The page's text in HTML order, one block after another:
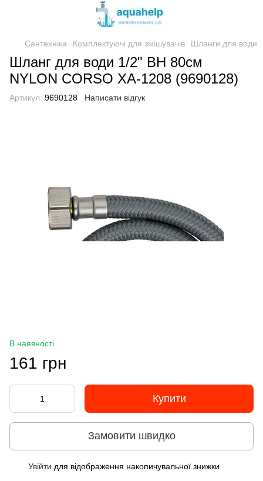
Сантехніка Комплектуючі для змішувачів Шланги для води
Шланг для води 1/2" ВН 80см
NYLON CORSO XA-1208 (9690128)
Артикул: 9690128 Написати відгук
В наявності
161 грн
Купити
Замовити швидко
Увійти для відображення накопичувальної знижки